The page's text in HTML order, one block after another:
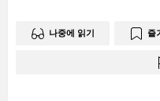
나중에 읽기 즐